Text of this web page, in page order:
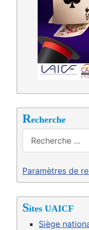
Recherche
Paramètres de
Sites UAICF
Siège